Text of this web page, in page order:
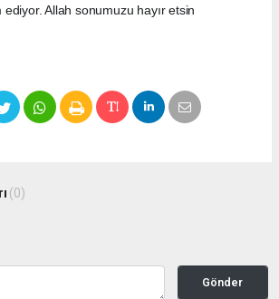
Allah sonumuzu hayır etsin
(0)
Gönder